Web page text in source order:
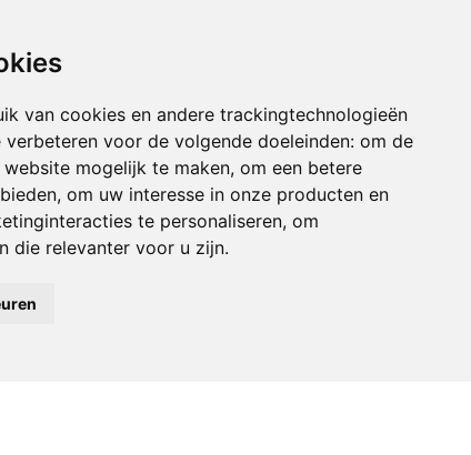
van cookies en andere trackingtechnologieën
voor de volgende doeleinden: om de
mogelijk te maken, om een betere
, om uw interesse in onze producten en
te personaliseren, om
die relevanter voor u zijn.